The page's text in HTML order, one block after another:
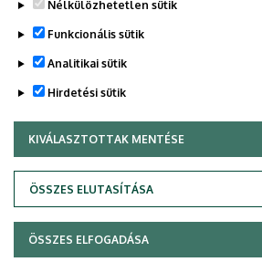
Legutóbbi frissítés: 2024. 09. 13. 11:27
Adatvédelem
Nélkülözhetetlen sütik
Funkcionális sütik
Analitikai sütik
Hirdetési sütik
KIVÁLASZTOTTAK MENTÉSE
ÖSSZES ELUTASÍTÁSA
WITHDRAW CONSENT
ÖSSZES ELFOGADÁSA